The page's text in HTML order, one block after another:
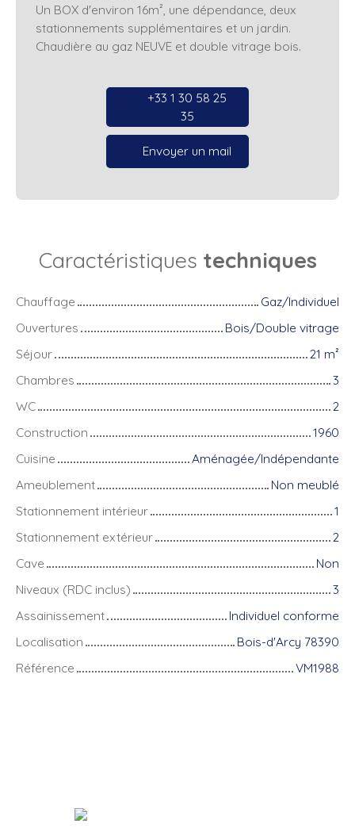
Un BOX d'environ 16m², une dépendance, deux
stationnements supplémentaires et un jardin.
Chaudière au gaz NEUVE et double vitrage bois.
+33 1 30 58 25
35
Envoyer un mail
Caractéristiques techniques
Chauffage
Gaz/Individuel
Ouvertures
Bois/Double vitrage
Séjour
21 m²
Chambres
3
WC
2
Construction
1960
Cuisine
Aménagée/Indépendante
Ameublement
Non meublé
Stationnement intérieur
1
Stationnement extérieur
2
Cave
Non
Niveaux (RDC inclus)
3
Assainissement
Individuel conforme
Localisation
Bois-d'Arcy 78390
Référence
VM1988